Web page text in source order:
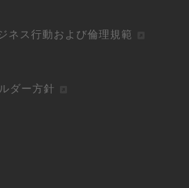
ネス行動および倫理規範
ダー方針